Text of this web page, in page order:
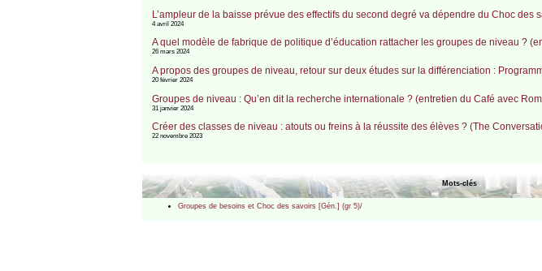
L’ampleur de la baisse prévue des effectifs du second degré va dépendre du Choc des
4 avril 2024
A quel modèle de fabrique de politique d’éducation rattacher les groupes de niveau ?
26 mars 2024
A propos des groupes de niveau, retour sur deux études sur la différenciation :
20 février 2024
Groupes de niveau : Qu’en dit la recherche internationale ? (entretien du Café avec
31 janvier 2024
Créer des classes de niveau : atouts ou freins à la réussite des élèves ? (The
22 novembre 2023
Mots-clés
Groupes de besoins et Choc des savoirs [Gén.] (gr 5)/